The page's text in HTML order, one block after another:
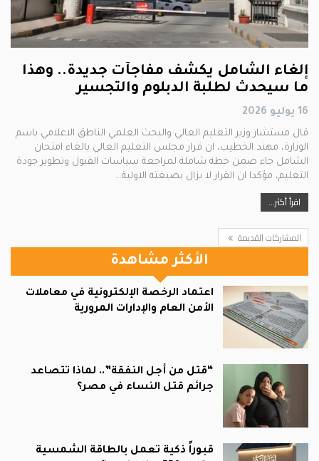
إلغاء الشامل يكشف مفاجآت جديدة.. وهذا
ما سيحدث لطلبة الدبلوم والتجسير
16 يوليو 2026
قال مستشار وزير التعليم العالي والبحث العلمي الناطق الاعلامي باسم
الوزارة، مهند الخطيب، ان قرار مجلس التعليم العالي بالغاء امتحان
الشامل جاء ضمن خطة شاملة لمراجعة سياسات القبول وتطوير جودة
التعليم، مؤكدا ان القرار لا يزال بصيغته الاولية…
اقرأ أكثر...
المشاركات القديمة
الأكثر مشاهدة
اعتماد الرخصة الإلكترونية في معاملات
الأمن العام والإدارات المرورية
“قتل من أجل النفقة”.. لماذا تتصاعد
جرائم قتل النساء في مصر؟
قبوراً ذكية تعمل بالطاقة الشمسية